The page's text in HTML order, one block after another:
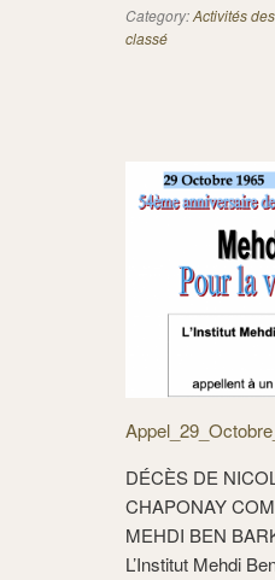
Category:Activités
classé
DÉCÈS DE
CHAPONAY
MEHDI BEN
L’Institut Mehdi